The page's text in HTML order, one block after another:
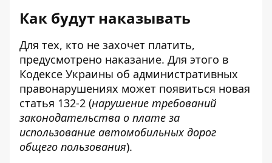
Как будут наказывать
Для тех, кто не захочет платить,
предусмотрено наказание. Для этого в
Кодексе Украины об административных
правонарушениях может появиться новая
статья 132-2 (нарушение требований
законодательства о плате за
использование автомобильных дорог
общего пользования).